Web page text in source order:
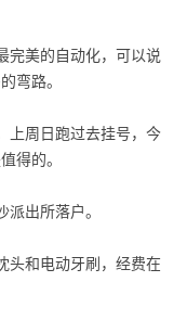
完美的自动化，可以说
弯路。
上周日跑过去挂号，今
得的。
出所落户。
头和电动牙刷，经费在